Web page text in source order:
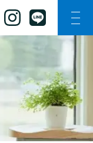
ナビ